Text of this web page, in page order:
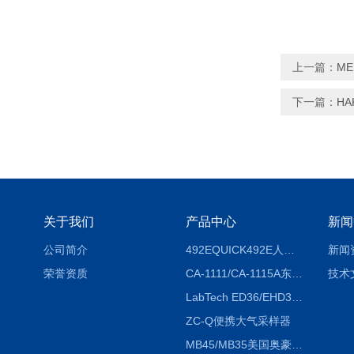
上一篇：
下一篇：
关于我们
公司简介
荣誉资质
产品中心
CA-1111/CA-1115A东京理化EYELA CA-1111/CA-1115A冷却水循环装置
ZC-Q便携大气采样器
MB45/MB35美国奥豪斯OHAUS MB45/MB35卤素红外水分测定仪
新
新闻
技术